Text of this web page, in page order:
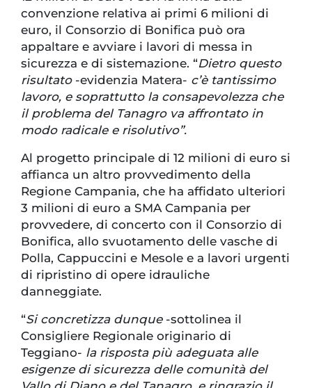
convenzione relativa ai primi 6 milioni di
euro, il Consorzio di Bonifica può ora
appaltare e avviare i lavori di messa in
sicurezza e di sistemazione. “Dietro questo
risultato-evidenzia Matera- c’è tantissimo
lavoro, e soprattutto la consapevolezza che
il problema del Tanagro va affrontato in
modo radicale e risolutivo”.
Al progetto principale di 12 milioni di euro si
affianca un altro provvedimento della
Regione Campania, che ha affidato ulteriori
3 milioni di euro a SMA Campania per
provvedere, di concerto con il Consorzio di
Bonifica, allo svuotamento delle vasche di
Polla, Cappuccini e Mesole e a lavori urgenti
di ripristino di opere idrauliche
danneggiate.
“Si concretizza dunque-sottolinea il
Consigliere Regionale originario di
Teggiano- la risposta più adeguata alle
esigenze di sicurezza delle comunità del